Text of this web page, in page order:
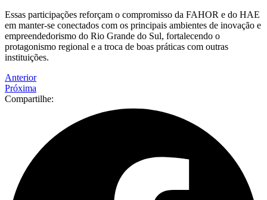
Essas participações reforçam o compromisso da FAHOR e do HAE
em manter-se conectados com os principais ambientes de inovação e
empreendedorismo do Rio Grande do Sul, fortalecendo o
protagonismo regional e a troca de boas práticas com outras
instituições.
Anterior
Próxima
Compartilhe: